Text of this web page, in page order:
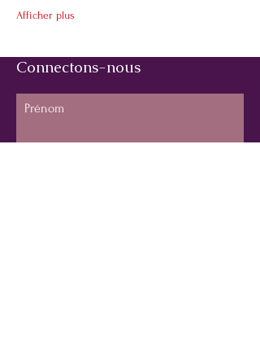
Afficher plus
Connectons-nous
Prénom